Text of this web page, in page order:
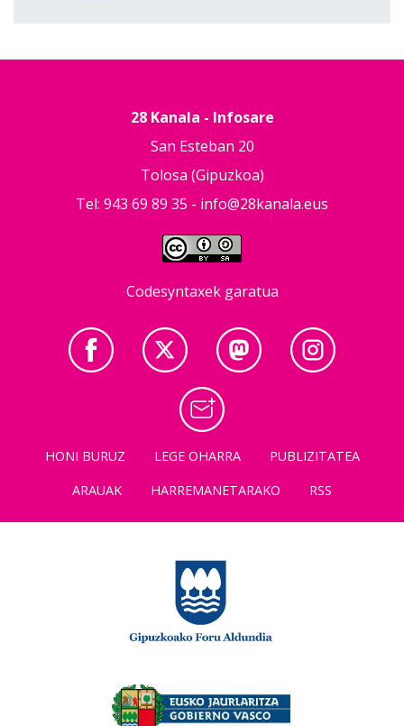
28 Kanala - Infosare
San Esteban 20
Tolosa (Gipuzkoa)
Tel: 943 69 89 35 - info@28kanala.eus
Codesyntaxek garatua
HONI BURUZ LEGE OHARRA
PUBLIZITATEA
ARAUAK
HARREMANETARAKO RSS